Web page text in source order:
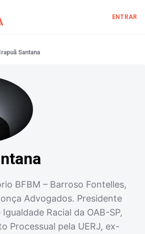
ENTRAR
Irapuã Santana
BFBM – Barroso Fontelles,
Advogados. Presidente
Racial da OAB-SP,
Processual pela UERJ, ex-